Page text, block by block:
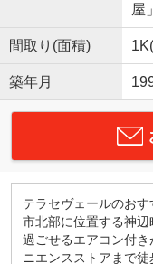
屋
間取り(面積)
築年月
テラセヴェールのお
市北部に位置する神
過ごせるエアコン付
ニエンスストアまで